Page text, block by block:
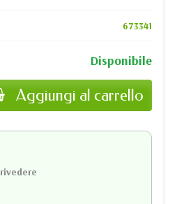
673341
Disponibile
Aggiungi al carrello
rivedere